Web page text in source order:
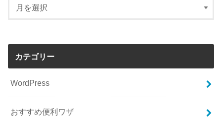
カテゴリー
WordPress
おすすめ便利ワザ